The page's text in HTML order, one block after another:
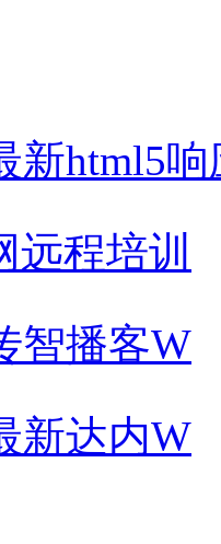
新html5响
远程培训
智播客W
新达内W